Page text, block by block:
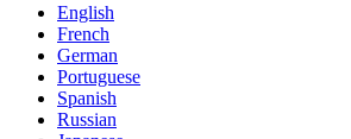
English
French
German
Portuguese
Spanish
Russian